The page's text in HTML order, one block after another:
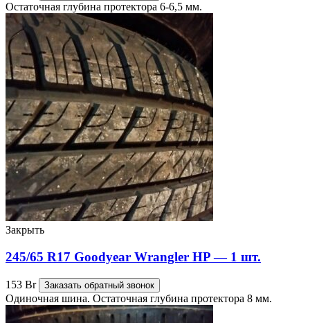
Остаточная глубина протектора 6-6,5 мм.
Закрыть
245/65 R17 Goodyear Wrangler HP — 1 шт.
153 Br Заказать обратный звонок
Одиночная шина. Остаточная глубина протектора 8 мм.